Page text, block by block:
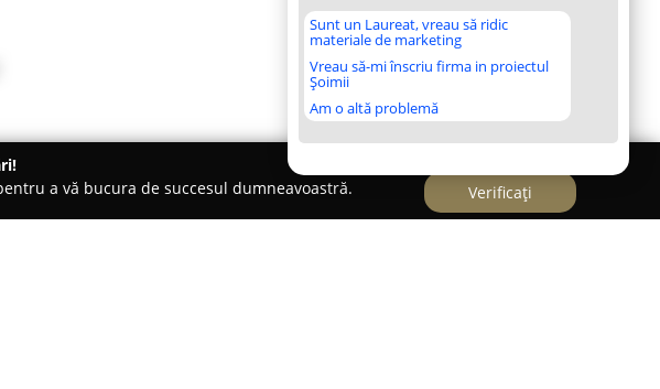
Sunt un Laureat, vreau să ridic
materiale de marketing
Vreau să-mi înscriu firma in proiectul
Șoimii
Am o altă problemă
a vă bucura de succesul dumneavoastră.
Verificați